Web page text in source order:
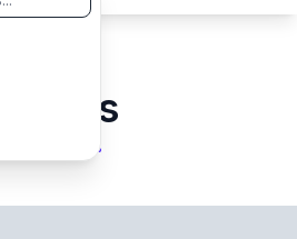
Chicles